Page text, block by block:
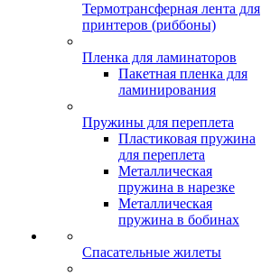
Термотрансферная лента для
принтеров (риббоны)
Пленка для ламинаторов
Пакетная пленка для
ламинирования
Пружины для переплета
Пластиковая пружина
для переплета
Металлическая
пружина в нарезке
Металлическая
пружина в бобинах
Спасательные жилеты